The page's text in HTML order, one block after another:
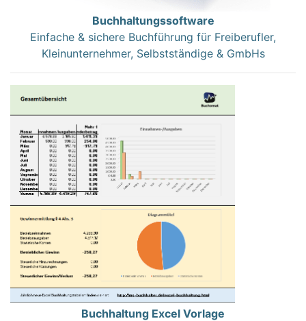
Buchhaltungssoftware
Einfache & sichere Buchführung für Freiberufler,
Kleinunternehmer, Selbstständige & GmbHs
Buchhaltung Excel Vorlage